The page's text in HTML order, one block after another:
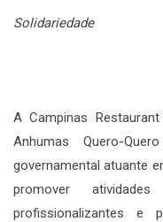
Solidariedade
A Campinas
Anhumas Quero-
governamental atuante
promover
profissionalizantes e